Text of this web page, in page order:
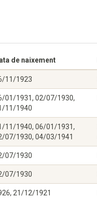
de naixement
11/1923
01/1931, 02/07/1930,
11/1940
11/1940, 06/01/1931,
07/1930, 04/03/1941
07/1930
07/1930
21/12/1921